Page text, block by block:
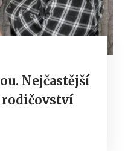
Nejčastější